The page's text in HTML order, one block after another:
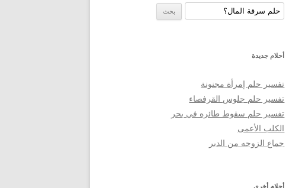
البحث عن:
أحلام جديدة
تفسير حلم إمرأة مجنونة
تفسير حلم جلوس القرفصاء
تفسير حلم سقوط طائره في بحر
الكلب الأعمى
جماع الزوجه من الدبر
أحلام أخرى